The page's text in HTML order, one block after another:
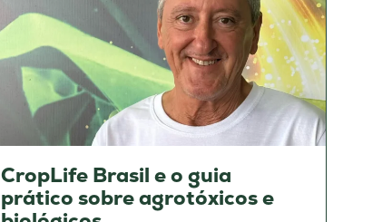
CropLife Brasil e o guia
prático sobre agrotóxicos e